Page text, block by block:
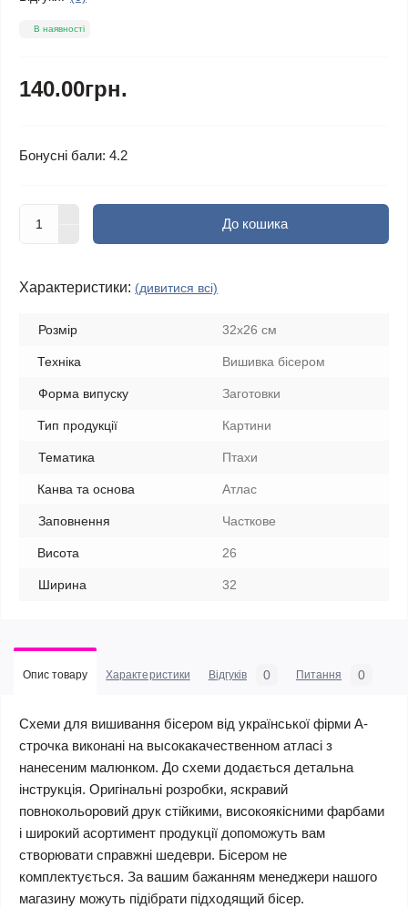
В наявності
140.00грн.
Бонусні бали: 4.2
До кошика
Характеристики: (дивитися всі)
Розмір 32х26 см
Техніка Вишивка бісером
Форма випуску Заготовки
Тип продукції Картини
Тематика Птахи
Канва та основа Атлас
Заповнення Часткове
Висота 26
Ширина 32
Опис товару Характеристики Відгуків 0 Питання 0
Схеми для вишивання бісером від української фірми А-
строчка виконані на высокакачественном атласі з
нанесеним малюнком. До схеми додається детальна
інструкція. Оригінальні розробки, яскравий
повнокольоровий друк стійкими, високоякісними фарбами
і широкий асортимент продукції допоможуть вам
створювати справжні шедеври. Бісером не
комплектується. За вашим бажанням менеджери нашого
магазину можуть підібрати підходящий бісер.